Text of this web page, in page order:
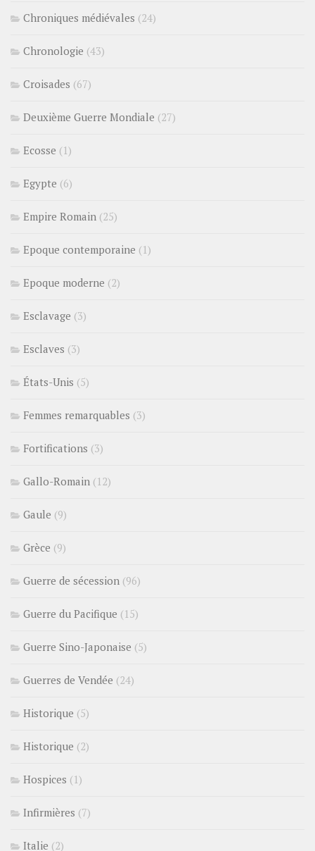
Chroniques médiévales (24)
Chronologie (43)
Croisades (67)
Deuxième Guerre Mondiale (27)
Ecosse (1)
Egypte (6)
Empire Romain (25)
Epoque contemporaine (1)
Epoque moderne (2)
Esclavage (3)
Esclaves (3)
États-Unis (5)
Femmes remarquables (3)
Fortifications (3)
Gallo-Romain (12)
Gaule (9)
Grèce (9)
Guerre de sécession (96)
Guerre du Pacifique (15)
Guerre Sino-Japonaise (5)
Guerres de Vendée (24)
Historique (5)
Historique (2)
Hospices (1)
Infirmières (7)
Italie (2)